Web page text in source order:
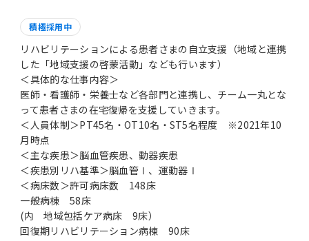
積極採用中
リハビリテーションによる患者さまの自立支援（地域と連携
した「地域支援の啓蒙活動」なども行います）
＜具体的な仕事内容＞
医師・看護師・栄養士など各部門と連携し、チーム一丸とな
って患者さまの在宅復帰を支援していきます。
＜人員体制＞PT45名・OT10名・ST5名程度 ※2021年10
月時点
＜主な疾患＞脳血管疾患、動器疾患
＜疾患別リハ基準＞脳血管Ⅰ、運動器Ⅰ
＜病床数＞許可病床数 148床
一般病棟 58床
(内 地域包括ケア病床 9床）
回復期リハビリテーション病棟 90床